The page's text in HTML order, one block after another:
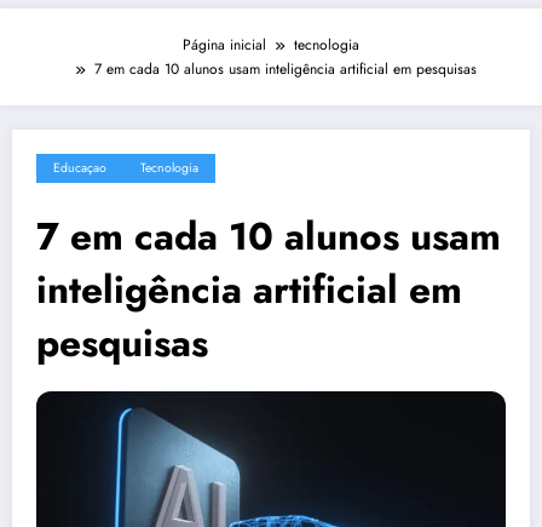
Página inicial
tecnologia
7 em cada 10 alunos usam inteligência artificial em pesquisas
Educaçao Tecnologia
7 em cada 10 alunos usam
inteligência artificial em
pesquisas